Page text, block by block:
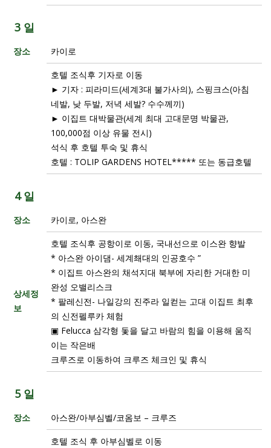
3 일
장소 카이로
호텔 조식후 기자로 이동
► 기자 : 피라미드(세계3대 불가사의), 스핑크스(아침
네발, 낮 두발, 저녁 세발? 수수께끼)
► 이집트 대박물관(세계 최대 고대문명 박물관,
100,000점 이상 유물 전시)
석식 후 호텔 투숙 및 휴식
호텔 : TOLIP GARDENS HOTEL***** 또는 동급호텔
4 일
장소 카이로, 아스완
상세정
보
호텔 조식후 공항이로 이동, 국내선으로 이스완 향발
* 아스완 아이댐- 세계쵀대의 인공호수 ”
* 이집트 아스완의 채석지대 북부에 자리한 거대한 미
완성 오밸리스크
* 팔레신전- 나일강의 진주라 일컫는 고대 이집트 최후
의 신전펠루카 체험
▣ Felucca 삼각형 돛을 달고 바람의 힘을 이용해 움직
이는 작은배
크루즈로 이동하여 크루즈 체크인 및 휴식
5 일
장소 아스완/아부심벨/코옴보 – 크루즈
호텔 조식 후 아부심벨로 이동